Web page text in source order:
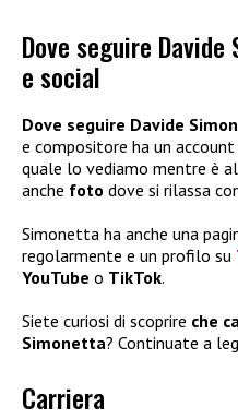
Dove seguire
e social
Dove seguire Davide
e compositore ha un account
quale lo vediamo mentre è
anche foto dove si rilassa
Simonetta ha anche una
regolarmente e un profilo su
YouTube o TikTok.
Siete curiosi di scoprire che
Simonetta? Continuate a
Carriera